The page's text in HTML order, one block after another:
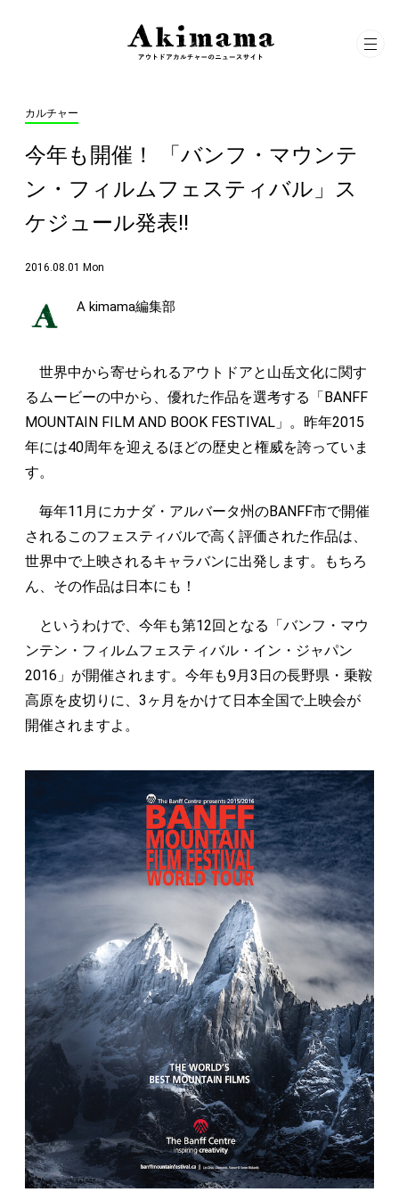
カルチャー
今年も開催！ 「バンフ・マウンテ
ン・フィルムフェスティバル」ス
ケジュール発表!!
2016.08.01 Mon
A kimama編集部
世界中から寄せられるアウトドアと山岳文化に関す
るムービーの中から、優れた作品を選考する「BANFF
MOUNTAIN FILM AND BOOK FESTIVAL」。昨年2015
年には40周年を迎えるほどの歴史と権威を誇っていま
す。
毎年11月にカナダ・アルバータ州のBANFF市で開催
されるこのフェスティバルで高く評価された作品は、
世界中で上映されるキャラバンに出発します。もちろ
ん、その作品は日本にも！
というわけで、今年も第12回となる「バンフ・マウ
ンテン・フィルムフェスティバル・イン・ジャパン
2016」が開催されます。今年も9月3日の長野県・乗鞍
高原を皮切りに、3ヶ月をかけて日本全国で上映会が
開催されますよ。